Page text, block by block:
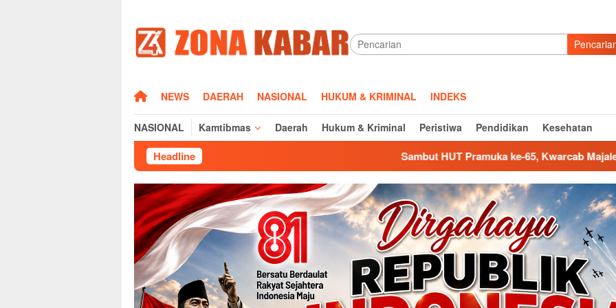
konten
HOMENEWS DAERAH NASIONAL HUKUM & KRIMINAL INDEKS
NASIONAL Kamtibmas Daerah Hukum & Kriminal Peristiwa Pendidikan Kesehatan
Headline Sambut HUT Pramuka ke-65, Kwarcab Majalengka Gerakkan